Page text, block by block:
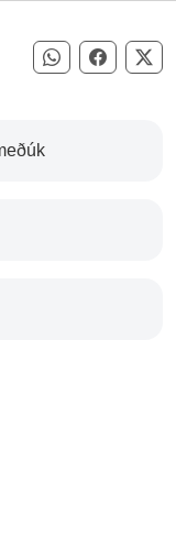
Compartir